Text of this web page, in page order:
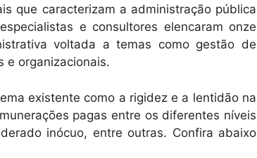
que caracterizam a administração pública
e consultores elencaram onze
voltada a temas como gestão de
e organizacionais.
existente como a rigidez e a lentidão na
pagas entre os diferentes níveis
inócuo, entre outras. Confira abaixo